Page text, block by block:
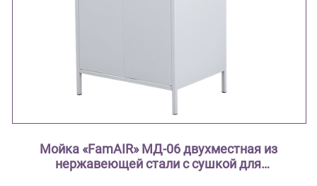
Мойка «FamAIR» МД-06 двухместная из
нержавеющей стали с сушкой для